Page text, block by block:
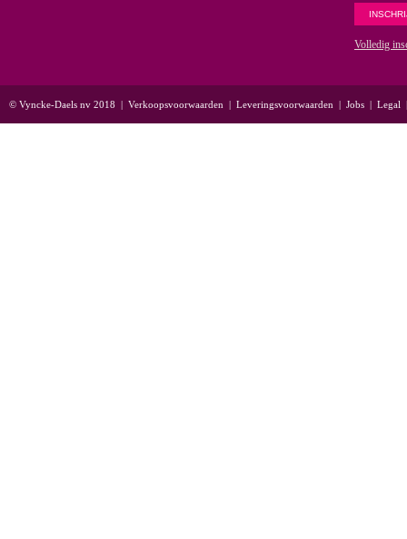
Volledig
© Vyncke-Daels nv 2018 | Verkoopsvoorwaarden | Leveringsvoorwaarden | Jobs | Legal